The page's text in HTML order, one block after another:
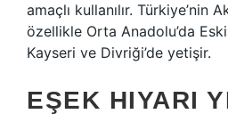
amaçlı kullanılır. Türkiye’nin
özellikle Orta Anadolu’da
Kayseri ve Divriği’de yetişir.
EŞEK HIYARI